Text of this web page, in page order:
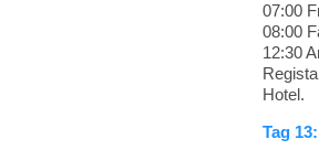
07:00
08:00
12:30
Hotel.
Tag